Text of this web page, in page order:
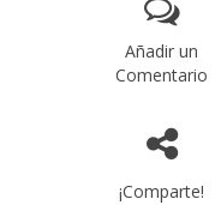
Añadir un
Comentario
¡Comparte!